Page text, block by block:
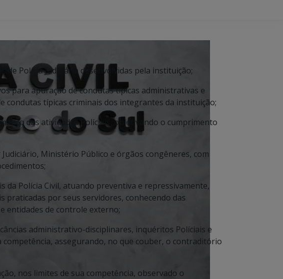
de Polícia Judiciária desenvolvidas pela instituição;
para apuração de condutas típicas administrativas e
condutas típicas criminais dos integrantes da instituição;
das atividades Políciais, objetivando o cumprimento
Ministério Público e órgãos congêneres, com
da Polícia Civil, atuando preventiva e repressivamente,
praticadas por seus servidores, conhecendo das
entidades de controle externo;
administrativo-disciplinares, inquéritos Políciais e
assegurando, no que couber, o contraditório
nos limites de sua competência, observado o